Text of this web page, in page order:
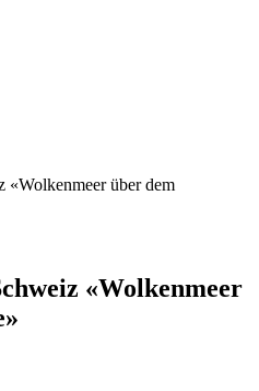
«Wolkenmeer über dem
«Wolkenmeer